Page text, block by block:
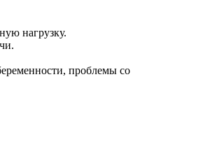
нагрузку.
проблемы со